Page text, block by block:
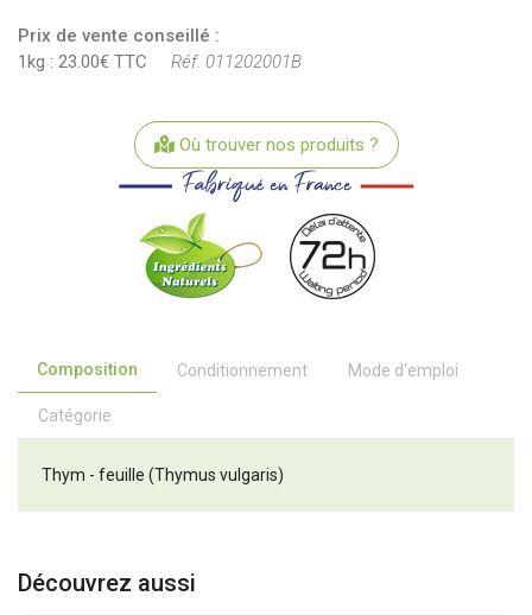
Prix de vente conseillé :
1kg : 23.00€ TTC Réf. 011202001B
Où trouver nos produits ?
Composition Conditionnement Mode d'emploi
Catégorie
Thym - feuille (Thymus vulgaris)
Découvrez aussi